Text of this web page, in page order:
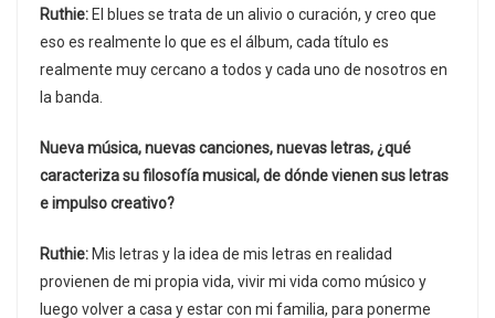
Ruthie: El blues se trata de un alivio o curación, y creo que
eso es realmente lo que es el álbum, cada título es
realmente muy cercano a todos y cada uno de nosotros en
la banda.
Nueva música, nuevas canciones, nuevas letras, ¿qué
caracteriza su filosofía musical, de dónde vienen sus letras
e impulso creativo?
Ruthie: Mis letras y la idea de mis letras en realidad
provienen de mi propia vida, vivir mi vida como músico y
luego volver a casa y estar con mi familia, para ponerme